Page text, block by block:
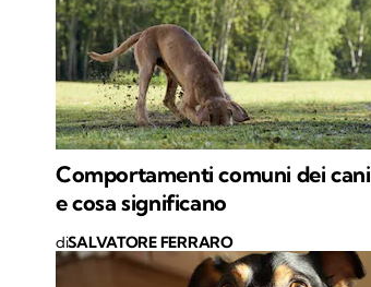
Comportamenti comuni dei cani
e cosa significano
diSALVATORE FERRARO